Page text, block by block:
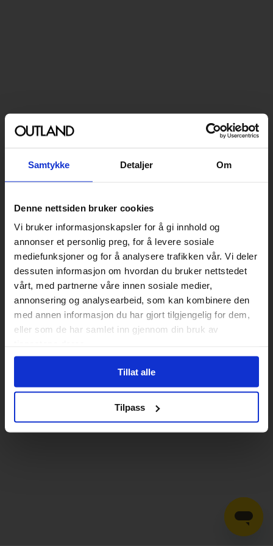
Samtykke Detaljer Om
Denne nettsiden bruker cookies
Vi bruker informasjonskapsler for å gi innhold og
annonser et personlig preg, for å levere sosiale
mediefunksjoner og for å analysere trafikken vår. Vi deler
dessuten informasjon om hvordan du bruker nettstedet
vårt, med partnerne våre innen sosiale medier,
annonsering og analysearbeid, som kan kombinere den
med annen informasjon du har gjort tilgjengelig for dem,
eller som de har samlet inn gjennom din bruk av
Tillat alle
Tilpass